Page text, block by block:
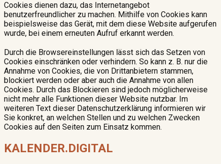
Cookies dienen dazu, das Internetangebot
benutzerfreundlicher zu machen. Mithilfe von Cookies kann
beispielsweise das Gerät, mit dem diese Website aufgerufen
wurde, bei einem erneuten Aufruf erkannt werden.
Durch die Browsereinstellungen lässt sich das Setzen von
Cookies einschränken oder verhindern. So kann z. B. nur die
Annahme von Cookies, die von Drittanbietern stammen,
blockiert werden oder aber auch die Annahme von allen
Cookies. Durch das Blockieren sind jedoch möglicherweise
nicht mehr alle Funktionen dieser Website nutzbar. Im
weiteren Text dieser Datenschutzerklärung informieren wir
Sie konkret, an welchen Stellen und zu welchen Zwecken
Cookies auf den Seiten zum Einsatz kommen.
KALENDER.DIGITAL